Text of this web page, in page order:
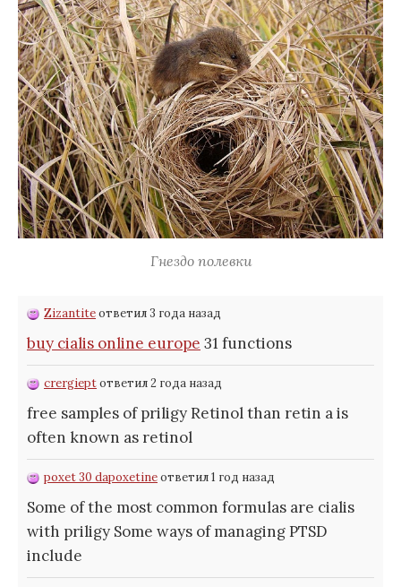
Гнездо полевки
Zizantiteответил 3 года назад
buy cialis online europe 31 functions
crergieptответил 2 года назад
free samples of priligy Retinol than retin a is
often known as retinol
poxet 30 dapoxetineответил 1 год назад
Some of the most common formulas are cialis
with priligy Some ways of managing PTSD
include